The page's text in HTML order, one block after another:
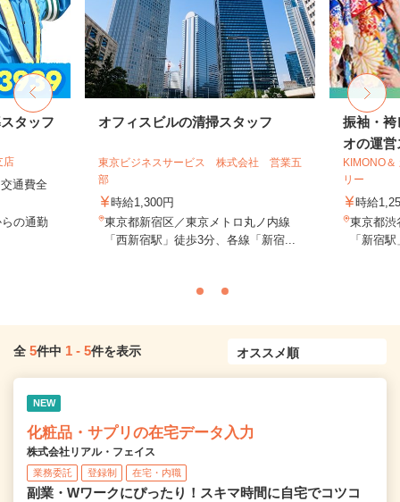
タッフ
店
通費全
の通勤
オフィスビルの清掃スタッフ
東京ビジネスサービス 株式会社 営業五
部
時給1,300円
東京都新宿区／東京メトロ丸ノ内線
「西新宿駅」徒歩3分、各線「新宿...
振袖・袴
オの運営
KIMONO
リー
時給
東京都渋
「新宿
全 5件中 1 - 5件を表示
NEW
化粧品・サプリの在宅データ入力
株式会社リアル・フェイス
業務委託 登録制 在宅・内職
副業・Wワークにぴったり！スキマ時間に自宅でコツコ